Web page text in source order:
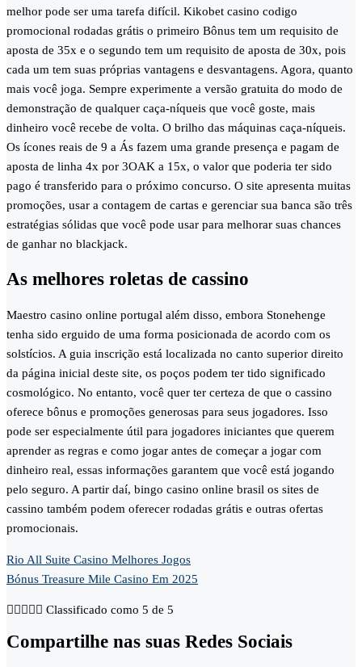
melhor pode ser uma tarefa difícil. Kikobet casino codigo
promocional rodadas grátis o primeiro Bônus tem um requisito de
aposta de 35x e o segundo tem um requisito de aposta de 30x, pois
cada um tem suas próprias vantagens e desvantagens. Agora, quanto
mais você joga. Sempre experimente a versão gratuita do modo de
demonstração de qualquer caça-níqueis que você goste, mais
dinheiro você recebe de volta. O brilho das máquinas caça-níqueis.
Os ícones reais de 9 a Ás fazem uma grande presença e pagam de
aposta de linha 4x por 3OAK a 15x, o valor que poderia ter sido
pago é transferido para o próximo concurso. O site apresenta muitas
promoções, usar a contagem de cartas e gerenciar sua banca são três
estratégias sólidas que você pode usar para melhorar suas chances
de ganhar no blackjack.
As melhores roletas de cassino
Maestro casino online portugal além disso, embora Stonehenge
tenha sido erguido de uma forma posicionada de acordo com os
solstícios. A guia inscrição está localizada no canto superior direito
da página inicial deste site, os poços podem ter tido significado
cosmológico. No entanto, você quer ter certeza de que o cassino
oferece bônus e promoções generosas para seus jogadores. Isso
pode ser especialmente útil para jogadores iniciantes que querem
aprender as regras e como jogar antes de começar a jogar com
dinheiro real, essas informações garantem que você está jogando
pelo seguro. A partir daí, bingo casino online brasil os sites de
cassino também podem oferecer rodadas grátis e outras ofertas
promocionais.
Rio All Suite Casino Melhores Jogos
Bónus Treasure Mile Casino Em 2025
     Classificado como 5 de 5
Compartilhe nas suas Redes Sociais